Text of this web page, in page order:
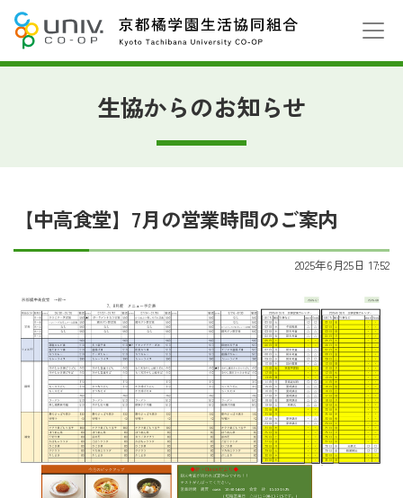
生協からのお知らせ
【中高食堂】7月の営業時間のご案内
2025年6月25日 17:52